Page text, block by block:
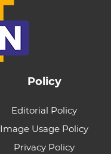
Policy
Editorial Policy
Image Usage Policy
Privacy Policy